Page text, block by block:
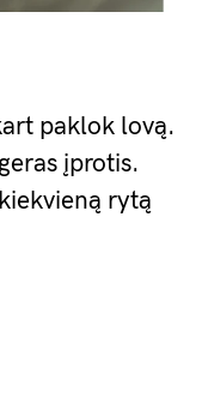
paklok lovą.
įprotis.
rytą